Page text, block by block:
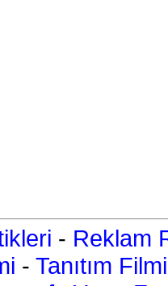
- Reklam
- Tanıtım Filmi